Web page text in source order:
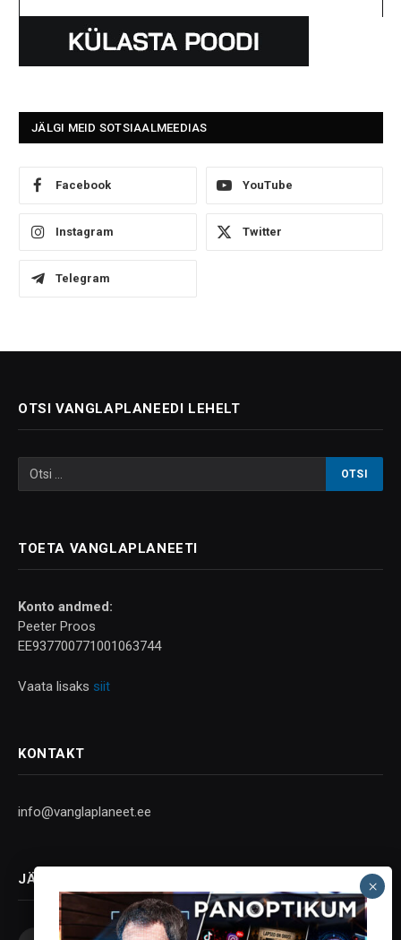
JÄLGI MEID SOTSIAALMEEDIAS
Facebook YouTube
Instagram Twitter
Telegram
OTSI VANGLAPLANEEDI LEHELT
TOETA VANGLAPLANEETI
Konto andmed:
Peeter Proos
EE937700771001063744
Vaata lisaks siit
KONTAKT
info@vanglaplaneet.ee
JÄLGI SOTSIAALMEEDIAS